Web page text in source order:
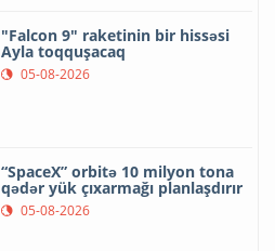
"Falcon 9" raketinin bir hissəsi
Ayla toqquşacaq
05-08-2026
“SpaceX” orbitə 10 milyon tona
qədər yük çıxarmağı planlaşdırır
05-08-2026